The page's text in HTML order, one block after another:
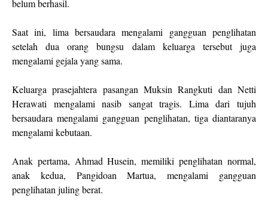
belum berhasil.
Saat ini, lima bersaudara mengalami gangguan penglihatan
setelah dua orang bungsu dalam keluarga tersebut juga
mengalami gejala yang sama.
Keluarga prasejahtera pasangan Muksin Rangkuti dan Netti
Herawati mengalami nasib sangat tragis. Lima dari tujuh
bersaudara mengalami gangguan penglihatan, tiga diantaranya
mengalami kebutaan.
Anak pertama, Ahmad Husein, memiliki penglihatan normal,
anak kedua, Pangidoan Martua, mengalami gangguan
penglihatan juling berat.